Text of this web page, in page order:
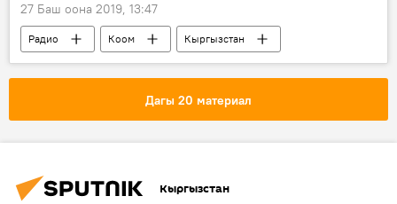
27 Баш оона 2019, 13:47
Радио Коом
Кыргызстан
Эркинбек Чодуев
кадрлар
Дагы 20 материал
Кыргызстан